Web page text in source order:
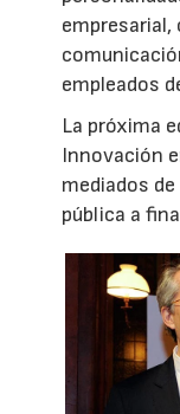
empleados
La próxima
Innovación
mediados
pública a